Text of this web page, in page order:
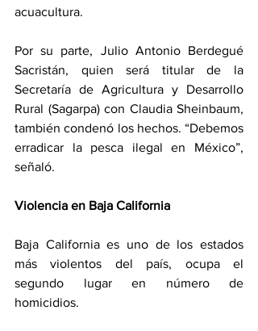
acuacultura.
Por su parte, Julio Antonio Berdegué
Sacristán, quien será titular de la
Secretaría de Agricultura y Desarrollo
Rural (Sagarpa) con Claudia Sheinbaum,
también condenó los hechos. “Debemos
erradicar la pesca ilegal en México”,
señaló.
Violencia en Baja California
Baja California es uno de los estados
más violentos del país, ocupa el
segundo lugar en número de
homicidios.